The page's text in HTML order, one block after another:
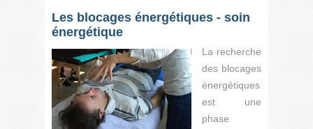
Les blocages énergétiques - soin
énergétique
La recherche
des blocages
énergétiques
est une
phase